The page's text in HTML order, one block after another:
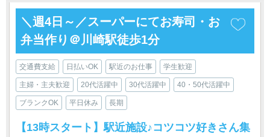
＼週4日～／スーパーにてお寿司・お
弁当作り＠川崎駅徒歩1分
交通費支給 日払いOK 駅近のお仕事 学生歓迎
主婦・主夫歓迎 20代活躍中 30代活躍中 40・50代活躍中
ブランクOK 平日休み 長期
【13時スタート】駅近施設♪コツコツ好きさん集